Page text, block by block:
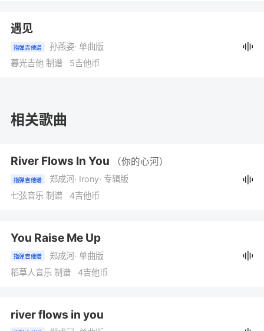
遇见
指弹吉他谱 孙燕姿· 单曲版
暮光吉他 制谱 5吉他币
相关歌曲
River Flows In You （你的心河）
指弹吉他谱 郑成河· Irony· 专辑版
七弦音乐 制谱 4吉他币
You Raise Me Up
指弹吉他谱 郑成河· 单曲版
稻草人音乐 制谱 4吉他币
river flows in you